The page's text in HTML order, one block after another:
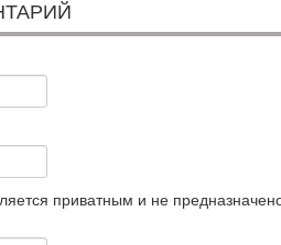
приватным и не